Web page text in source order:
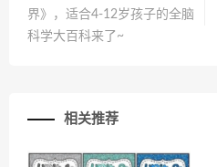
界》，适合4-12岁孩子的全脑
科学大百科来了~
相关推荐